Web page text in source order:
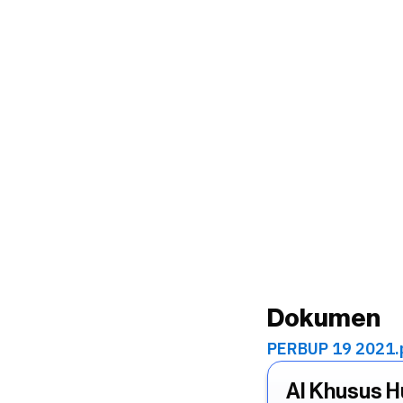
Dokumen
PERBUP 19
AI Khusus